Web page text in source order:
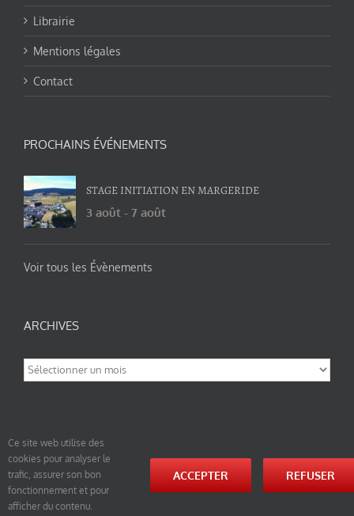
Librairie
Mentions légales
Contact
PROCHAINS ÉVÉNEMENTS
STAGE INITIATION EN MARGERIDE
3 août - 7 août
Voir tous les Évènements
ARCHIVES
Archives
© tao-yin.co © TAO-YIN.fr Georges Charles, Hormis les pages https://tao-yin.fr/georges-charles/
et https://tao-yin.fr/san-yiquan-le-poing-des-trois-harmonies/ sous licence Creative Commons
Paternité-Partage des Conditions Initiales à l’Identique 3.0 Unported (photos de ces pages non
Ce site web utilise des
cookies pour analyser le
trafic, assurer son bon
fonctionnement et pour
afficher du contenu.
ACCEPTER REFUSER